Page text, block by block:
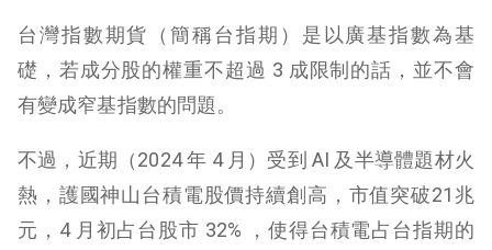
台灣指數期貨（簡稱台指期）是以廣基指數為基
礎，若成分股的權重不超過 3 成限制的話，並不會
有變成窄基指數的問題。
不過，近期（2024 年 4 月）受到 AI 及半導體題材火
熱，護國神山台積電股價持續創高，市值突破21兆
元，4 月初占台股市 32% ，使得台積電占台指期的